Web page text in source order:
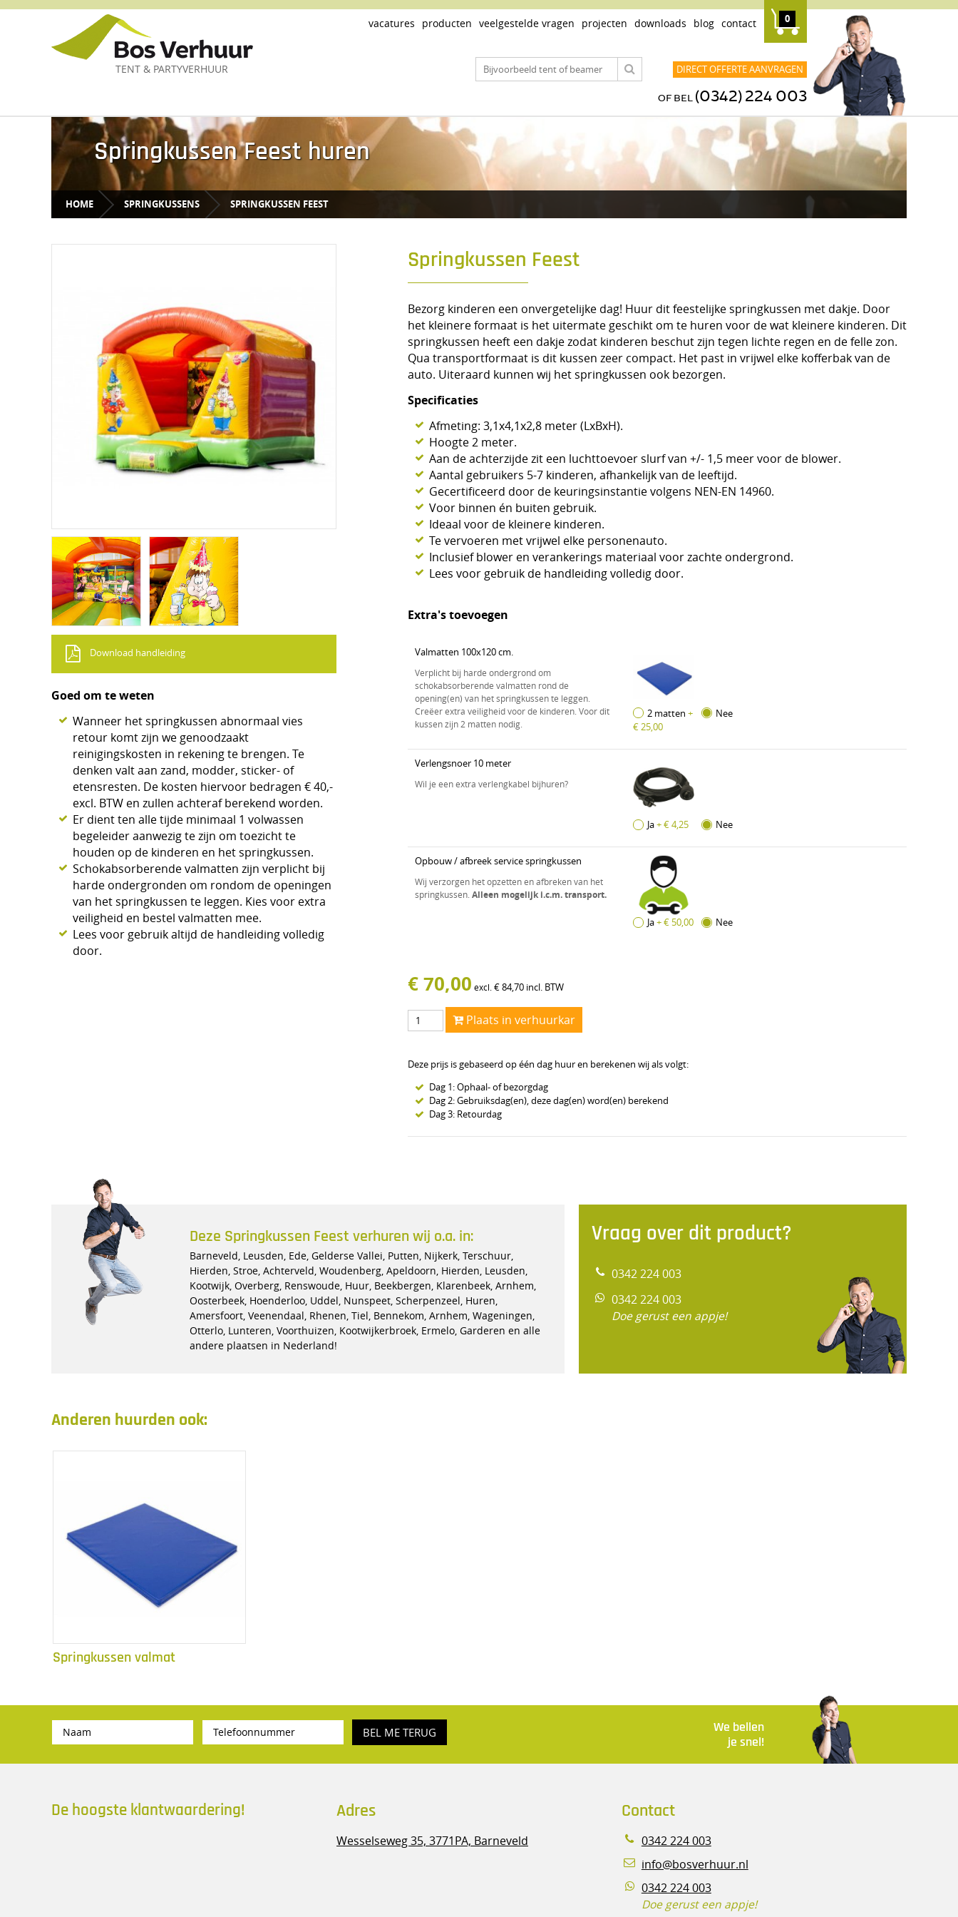
TENT & PARTYVERHUUR
vacatures producten veelgestelde vragen projecten downloads blog contact 0
DIRECT OFFERTE AANVRAGEN
OF BEL (0342) 224 003
Springkussen Feest huren
HOME SPRINGKUSSENS SPRINGKUSSEN FEEST
Download handleiding
Goed om te weten
Wanneer het springkussen abnormaal vies
retour komt zijn we genoodzaakt
reinigingskosten in rekening te brengen. Te
denken valt aan zand, modder, sticker- of
etensresten. De kosten hiervoor bedragen € 40,-
excl. BTW en zullen achteraf berekend worden.
Er dient ten alle tijde minimaal 1 volwassen
begeleider aanwezig te zijn om toezicht te
houden op de kinderen en het springkussen.
Schokabsorberende valmatten zijn verplicht bij
harde ondergronden om rondom de openingen
van het springkussen te leggen. Kies voor extra
veiligheid en bestel valmatten mee.
Lees voor gebruik altijd de handleiding volledig
door.
Springkussen Feest
Bezorg kinderen een onvergetelijke dag! Huur dit feestelijke springkussen met dakje. Door
het kleinere formaat is het uitermate geschikt om te huren voor de wat kleinere kinderen. Dit
springkussen heeft een dakje zodat kinderen beschut zijn tegen lichte regen en de felle zon.
Qua transportformaat is dit kussen zeer compact. Het past in vrijwel elke kofferbak van de
auto. Uiteraard kunnen wij het springkussen ook bezorgen.
Specificaties
Afmeting: 3,1x4,1x2,8 meter (LxBxH).
Hoogte 2 meter.
Aan de achterzijde zit een luchttoevoer slurf van +/- 1,5 meer voor de blower.
Aantal gebruikers 5-7 kinderen, afhankelijk van de leeftijd.
Gecertificeerd door de keuringsinstantie volgens NEN-EN 14960.
Voor binnen én buiten gebruik.
Ideaal voor de kleinere kinderen.
Te vervoeren met vrijwel elke personenauto.
Inclusief blower en verankerings materiaal voor zachte ondergrond.
Lees voor gebruik de handleiding volledig door.
Extra's toevoegen
Valmatten 100x120 cm.
Verplicht bij harde ondergrond om
schokabsorberende valmatten rond de
opening(en) van het springkussen te leggen.
Creëer extra veiligheid voor de kinderen. Voor dit
kussen zijn 2 matten nodig.
2 matten +
€ 25,00
Nee
Verlengsnoer 10 meter
Wil je een extra verlengkabel bijhuren?
Ja+ € 4,25 Nee
Opbouw / afbreek service springkussen
Wij verzorgen het opzetten en afbreken van het
springkussen. Alleen mogelijk i.c.m. transport.
Ja+ € 50,00 Nee
€70,00 excl. €84,70 incl. BTW
Plaats in verhuurkar
Deze prijs is gebaseerd op één dag huur en berekenen wij als volgt:
Dag 1: Ophaal- of bezorgdag
Dag 2: Gebruiksdag(en), deze dag(en) word(en) berekend
Dag 3: Retourdag
Deze Springkussen Feest verhuren wij o.a. in:
Barneveld, Leusden, Ede, Gelderse Vallei, Putten, Nijkerk, Terschuur,
Hierden, Stroe, Achterveld, Woudenberg, Apeldoorn, Hierden, Leusden,
Kootwijk, Overberg, Renswoude, Huur, Beekbergen, Klarenbeek, Arnhem,
Oosterbeek, Hoenderloo, Uddel, Nunspeet, Scherpenzeel, Huren,
Amersfoort, Veenendaal, Rhenen, Tiel, Bennekom, Arnhem, Wageningen,
Otterlo, Lunteren, Voorthuizen, Kootwijkerbroek, Ermelo, Garderen en alle
andere plaatsen in Nederland!
Vraag over dit product?
0342 224 003
0342 224 003
Doe gerust een appje!
Anderen huurden ook:
Springkussen valmat
BEL ME TERUG
We bellen
je snel!
De hoogste klantwaardering! Adres
Wesselseweg 35, 3771PA, Barneveld
Contact
0342 224 003
info@bosverhuur.nl
0342 224 003
Doe gerust een appje!